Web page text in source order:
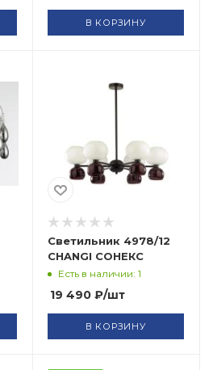
В КОРЗИНУ
Светильник 4978/12
CHANGI СОНЕКС
Есть в наличии: 1
19 490₽/шт
В КОРЗИНУ